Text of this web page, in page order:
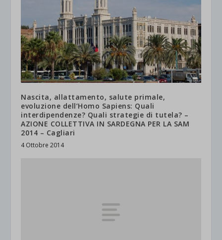
Nascita, allattamento, salute primale,
evoluzione dell’Homo Sapiens: Quali
interdipendenze? Quali strategie di tutela? –
AZIONE COLLETTIVA IN SARDEGNA PER LA SAM
2014 – Cagliari
4 Ottobre 2014